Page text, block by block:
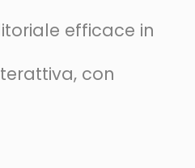
efficace in
con